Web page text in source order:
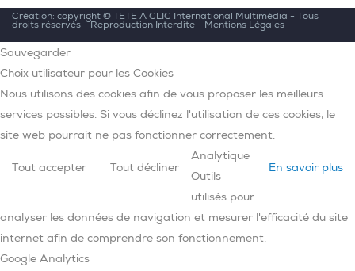
Création: copyright ©TETE A CLIC International Multimédia - Tous
droits réservés - Reproduction Interdite - Mentions Légales
Sauvegarder
Choix utilisateur pour les Cookies
Nous utilisons des cookies afin de vous proposer les meilleurs
services possibles. Si vous déclinez l'utilisation de ces cookies, le
site web pourrait ne pas fonctionner correctement.
Tout accepter Tout décliner En savoir plus
Analytique
Outils
utilisés pour
analyser les données de navigation et mesurer l'efficacité du site
internet afin de comprendre son fonctionnement.
Google Analytics